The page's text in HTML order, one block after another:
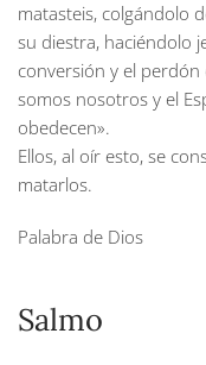
matasteis, colgándolo
su diestra, haciéndolo
conversión y el perdón
somos nosotros y el
obedecen».
Ellos, al oír esto, se
matarlos.
Palabra de Dios
Salmo